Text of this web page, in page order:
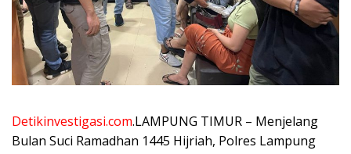
Detikinvestigasi.com.LAMPUNG TIMUR – Menjelang
Bulan Suci Ramadhan 1445 Hijriah, Polres Lampung